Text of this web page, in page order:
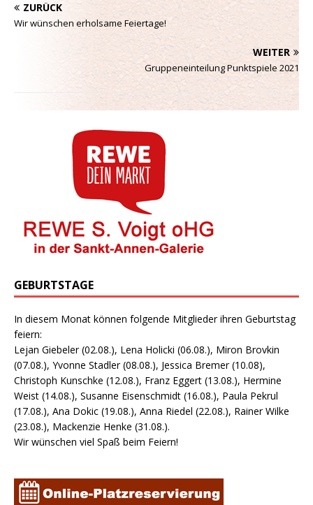
ZURÜCK
Wir wünschen erholsame Feiertage!
WEITER
Gruppeneinteilung Punktspiele 2021
GEBURTSTAGE
In diesem Monat können folgende Mitglieder ihren Geburtstag
feiern:
Lejan Giebeler (02.08.), Lena Holicki (06.08.), Miron Brovkin
(07.08.), Yvonne Stadler (08.08.), Jessica Bremer (10.08),
Christoph Kunschke (12.08.), Franz Eggert (13.08.), Hermine
Weist (14.08.), Susanne Eisenschmidt (16.08.), Paula Pekrul
(17.08.), Ana Dokic (19.08.), Anna Riedel (22.08.), Rainer Wilke
(23.08.), Mackenzie Henke (31.08.).
Wir wünschen viel Spaß beim Feiern!